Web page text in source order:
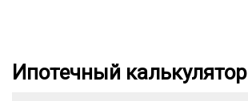
Ипотечный калькулятор